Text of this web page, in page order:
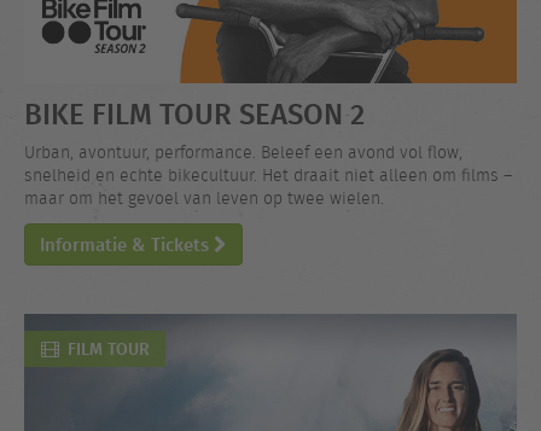
BIKE FILM TOUR SEASON 2
Urban, avontuur, performance. Beleef een avond vol flow,
snelheid en echte bikecultuur. Het draait niet alleen om films –
maar om het gevoel van leven op twee wielen.
Informatie & Tickets
FILM TOUR